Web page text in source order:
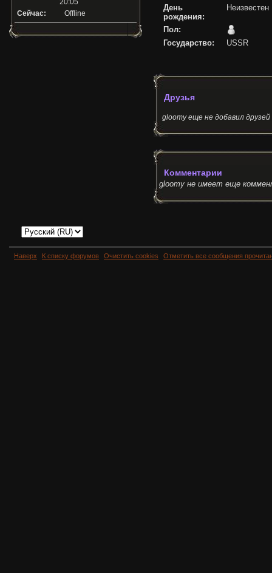
Сейчас:
Offline
День
рождения:
Неизвестен
Пол:
Государство:
USSR
Друзья
gloomy еще не добавил друзей
Комментарии
gloomy не имеет еще
Наверх К списку форумов Очистить cookies Отметить все сообщения